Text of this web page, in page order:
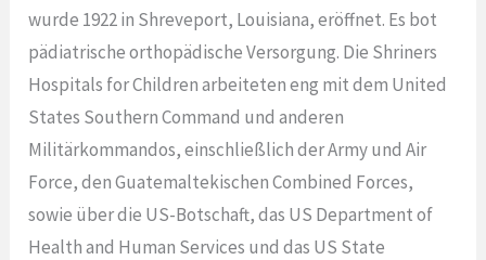
wurde 1922 in Shreveport, Louisiana, eröffnet. Es bot
pädiatrische orthopädische Versorgung. Die Shriners
Hospitals for Children arbeiteten eng mit dem United
States Southern Command und anderen
Militärkommandos, einschließlich der Army und Air
Force, den Guatemaltekischen Combined Forces,
sowie über die US-Botschaft, das US Department of
Health and Human Services und das US State